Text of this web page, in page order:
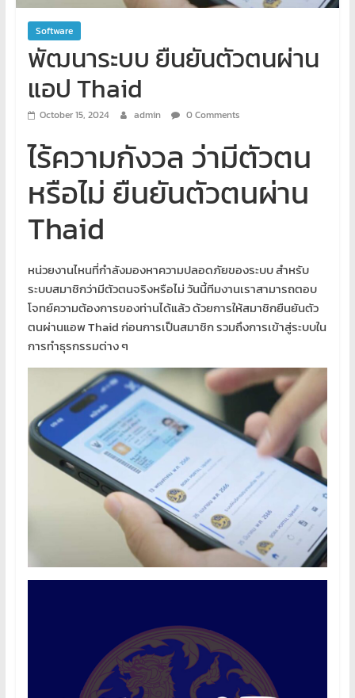
คอมพิวเตอร์
สอน
พิเศษ
คอมพิวเตอร์
ทำ
บริการ
เว็บไซต์
เช่า
จด
โดเมน
สอน
คอมพิวเตอร์
ออกแบบ
เว็บไซต์
ถูก
Software
พัฒนาระบบ ยืนยันตัวตนผ่าน
แอป Thaid
October 15, 2024 admin 0 Comments
ไร้ความกังวล ว่ามีตัวตน
หรือไม่ ยืนยันตัวตนผ่าน ​
Thaid
หน่วยงานไหนที่กำลังมองหาความปลอดภัยของระบบ สำหรับ
ระบบสมาชิกว่ามีตัวตนจริงหรือไม่ วันนี้ทีมงานเราสามารถตอบ
โจทย์ความต้องการของท่านได้แล้ว ด้วยการให้สมาชิกยืนยันตัว
ตนผ่านแอพ Thaid ก่อนการเป็นสมาชิก รวมถึงการเข้าสู่ระบบใน
การทำธุรกรรมต่าง ๆ